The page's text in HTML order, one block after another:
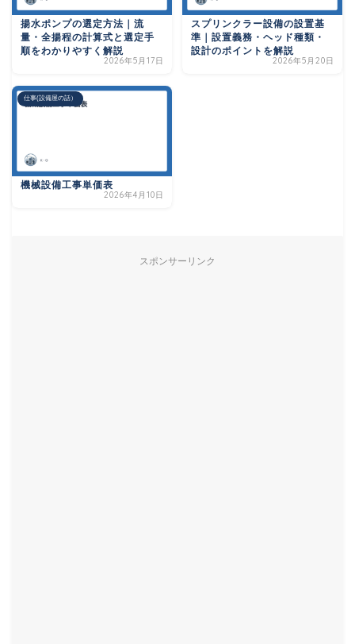
揚水ポンプの選定方法｜流
量・全揚程の計算式と選定手
順をわかりやすく解説
2026年5月17日
スプリンクラー設備の設置基
準｜設置義務・ヘッド種類・
設計のポイントを解説
2026年5月20日
仕事(設備屋の話）
機械設備工事単価表
2026年4月10日
スポンサーリンク